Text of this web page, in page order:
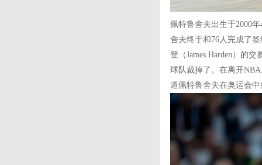
佩特鲁舍夫出生于2000
舍夫终于和76人完成了
登（James Harden）的
球队裁掉了。在离开
道佩特鲁舍夫在奥运会